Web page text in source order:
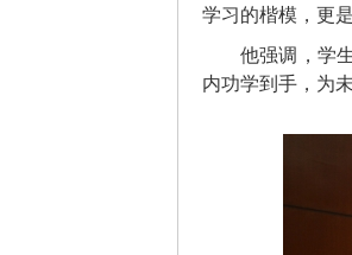
学习的楷模，更
他强调，学
内功学到手，为